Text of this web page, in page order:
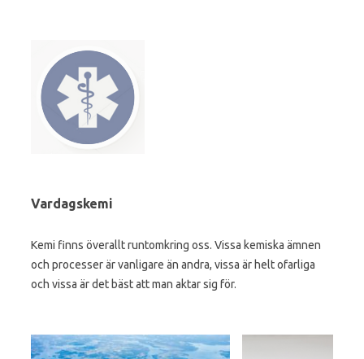
Vardagskemi
Kemi finns överallt runtomkring oss. Vissa kemiska ämnen
och processer är vanligare än andra, vissa är helt ofarliga
och vissa är det bäst att man aktar sig för.